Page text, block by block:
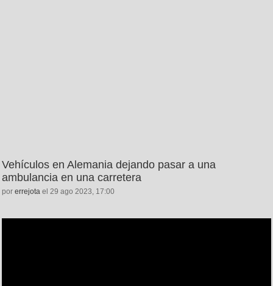
Vehículos en Alemania dejando pasar a una
ambulancia en una carretera
por errejota el 29 ago 2023, 17:00